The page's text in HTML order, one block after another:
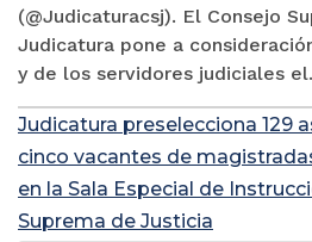
(@Judicaturacsj). El Consejo
Judicatura pone a
y de los servidores judiciales
Judicatura preselecciona 129
cinco vacantes de
en la Sala Especial de
Suprema de Justicia